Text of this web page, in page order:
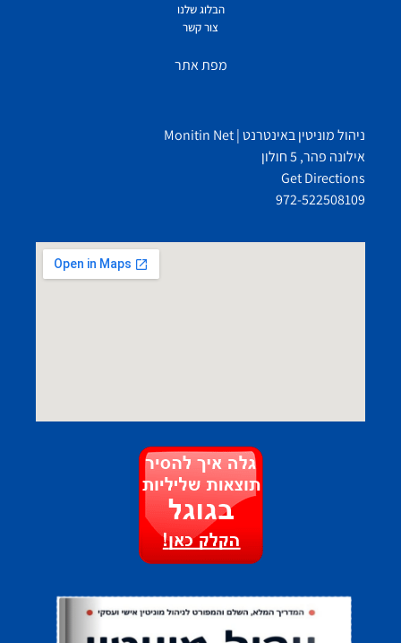
הבלוג שלנו
צור קשר
מפת אתר
ניהול מוניטין באינטרנט | Monitin Net
אילונה פהר, 5 חולון
Get Directions
972-522508109